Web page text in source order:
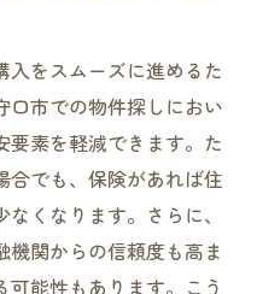
をスムーズに進めるた
口市での物件探しにおい
要素を軽減できます。た
合でも、保険があれば住
くなります。さらに、
関からの信頼度も高ま
可能性もあります。こう